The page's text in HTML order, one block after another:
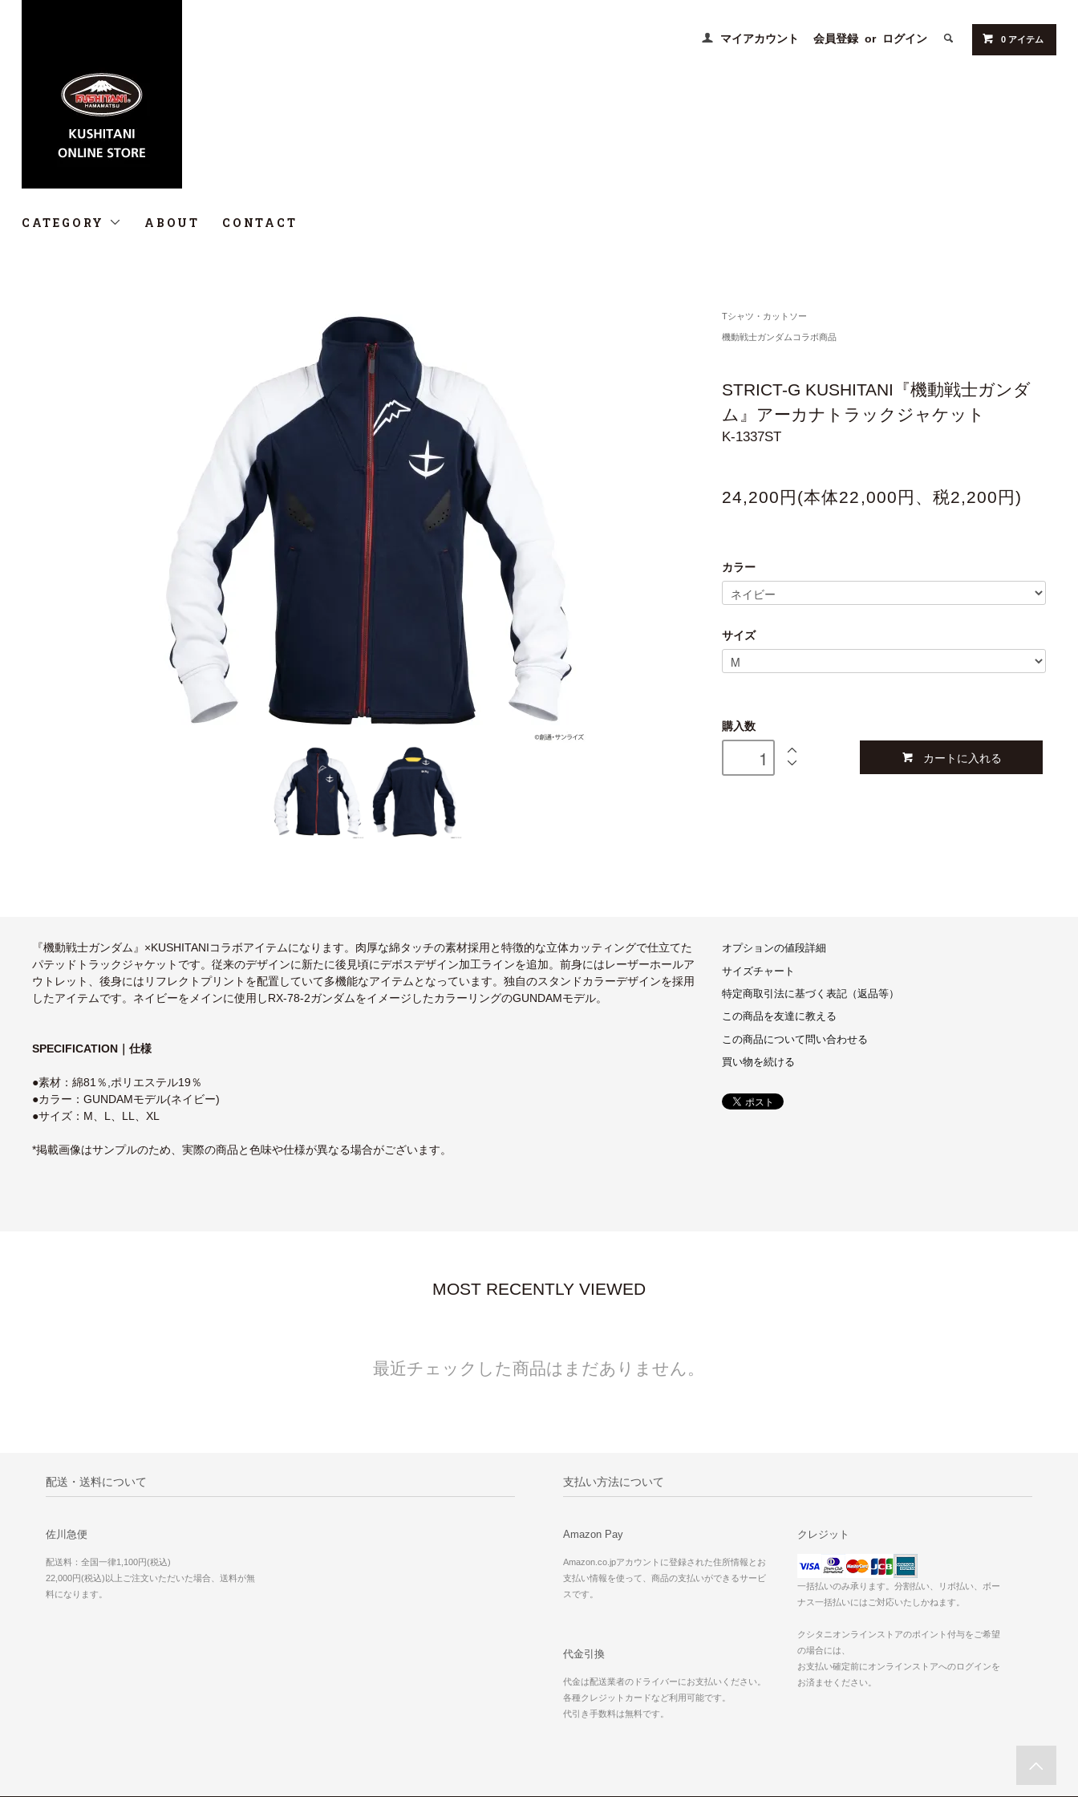
マイアカウント 会員登録 or ログイン 0 アイテム
CATEGORY ABOUT CONTACT
Tシャツ・カットソー
機動戦士ガンダムコラボ商品
STRICT-G KUSHITANI『機動戦士ガンダ
ム』アーカナトラックジャケット
K-1337ST
24,200円(本体22,000円、税2,200円)
カラー
サイズ
購入数
カートに入れる
『機動戦士ガンダム』×KUSHITANIコラボアイテムになります。肉厚な綿タッチの素材採用と特徴的な立体カッティングで仕立てた
パテッドトラックジャケットです。従来のデザインに新たに後見頃にデボスデザイン加工ラインを追加。前身にはレーザーホールア
ウトレット、後身にはリフレクトプリントを配置していて多機能なアイテムとなっています。独自のスタンドカラーデザインを採用
したアイテムです。ネイビーをメインに使用しRX-78-2ガンダムをイメージしたカラーリングのGUNDAMモデル。
SPECIFICATION｜仕様
●素材：綿81％,ポリエステル19％
●カラー：GUNDAMモデル(ネイビー)
●サイズ：M、L、LL、XL
*掲載画像はサンプルのため、実際の商品と色味や仕様が異なる場合がございます。
オプションの値段詳細
サイズチャート
特定商取引法に基づく表記（返品等）
この商品を友達に教える
この商品について問い合わせる
買い物を続ける
MOST RECENTLY VIEWED
最近チェックした商品はまだありません。
配送・送料について
佐川急便
配送料：全国一律1,100円(税込)
22,000円(税込)以上ご注文いただいた場合、送料が無
料になります。
支払い方法について
Amazon Pay
Amazon.co.jpアカウントに登録された住所情報とお
支払い情報を使って、商品の支払いができるサービ
スです。
クレジット
一括払いのみ承ります。分割払い、リボ払い、ボー
ナス一括払いにはご対応いたしかねます。
クシタニオンラインストアのポイント付与をご希望
の場合には、
お支払い確定前にオンラインストアへのログインを
お済ませください。
代金引換
代金は配送業者のドライバーにお支払いください。
各種クレジットカードなど利用可能です。
代引き手数料は無料です。